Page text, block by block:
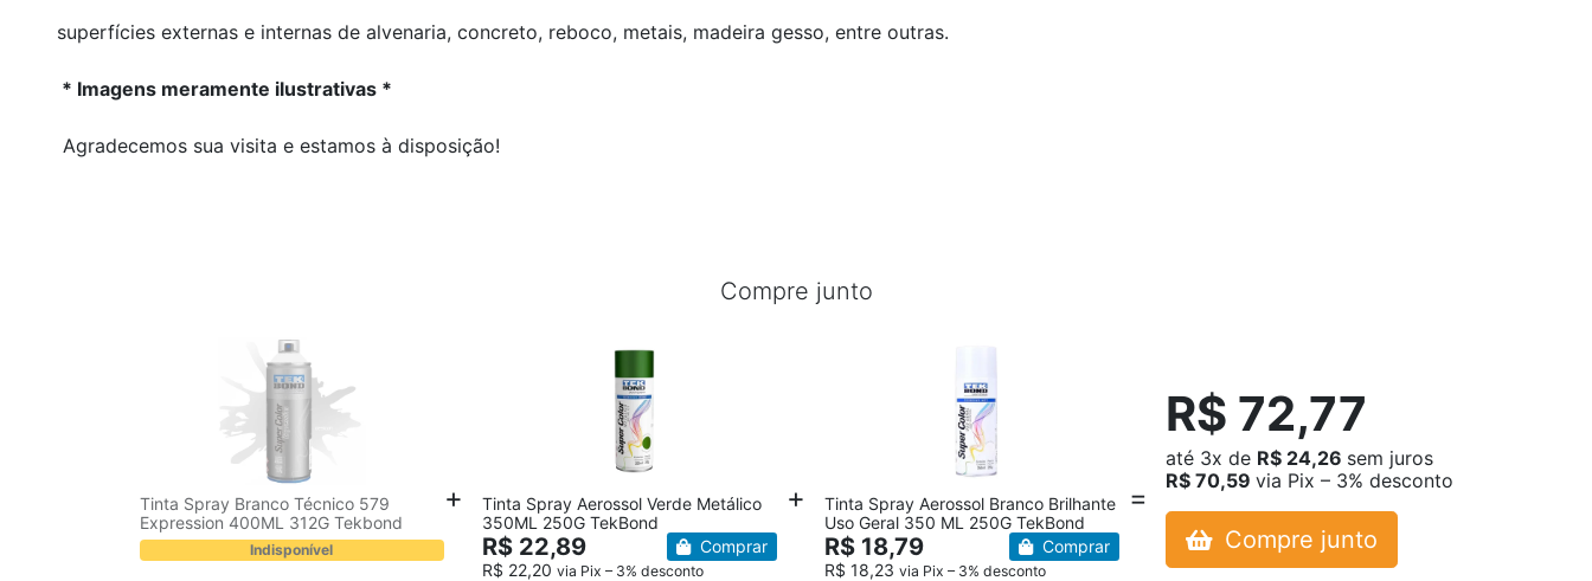
superfícies externas e internas de alvenaria, concreto, reboco, metais, madeira gesso, entre outras.
* Imagens meramente ilustrativas *
Agradecemos sua visita e estamos à disposição!
Compre junto
Tinta Spray Branco Técnico 579
Expression 400ML 312G Tekbond
Indisponível
Tinta Spray Aerossol Verde Metálico
350ML 250G TekBond
R$ 22,89
R$ 22,20 via Pix – 3% desconto
Comprar
Tinta Spray Aerossol Branco Brilhante
Uso Geral 350 ML 250G TekBond
R$ 18,79
R$ 18,23 via Pix – 3% desconto
Comprar
R$ 72,77
até 3x de R$ 24,26 sem juros
R$ 70,59 via Pix – 3% desconto
Compre junto